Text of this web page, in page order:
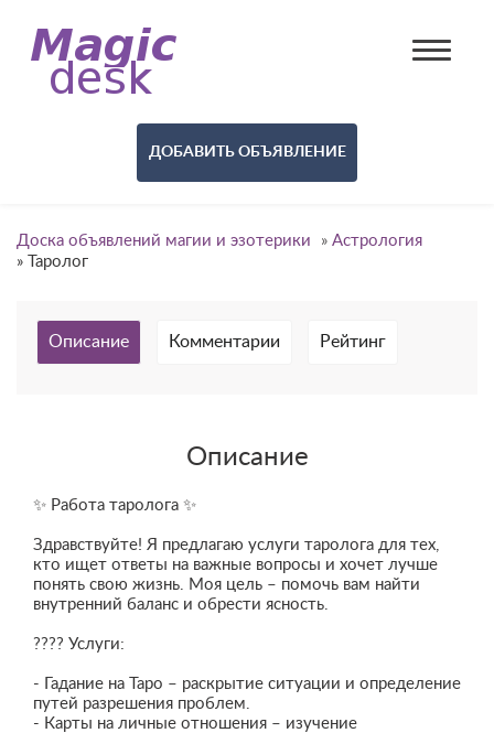
ДОБАВИТЬ ОБЪЯВЛЕНИЕ
Доска объявлений магии и эзотерики » Астрология
»
Таролог
Описание Комментарии Рейтинг
Описание
✨ Работа таролога ✨
Здравствуйте! Я предлагаю услуги таролога для тех,
кто ищет ответы на важные вопросы и хочет лучше
понять свою жизнь. Моя цель – помочь вам найти
внутренний баланс и обрести ясность.
???? Услуги:
- Гадание на Таро – раскрытие ситуации и определение
путей разрешения проблем.
- Карты на личные отношения – изучение